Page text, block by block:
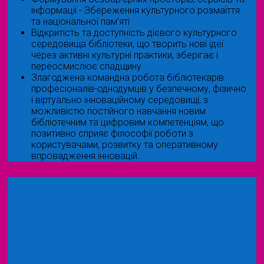
інформації - Збереження культурного розмаїття
та національної пам’яті
Відкритість та доступність дієвого культурного
середовища бібліотеки, що творить нові ідеї
через активні культурні практики, зберігає і
переосмислює спадщину
Злагоджена командна робота бібліотекарів
професіоналів-однодумців у безпечному, фізично
і віртуально інноваційному середовищі, з
можливістю постійного навчання новим
бібліотечним та цифровим компетенціям, що
позитивно сприяє філософії роботи з
користувачами, розвитку та оперативному
впровадження інновацій.